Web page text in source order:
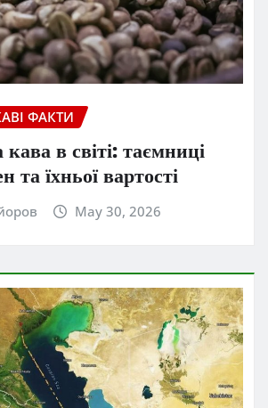
ФАКТИ
в світі: таємниці
та їхньої вартості
May 30, 2026